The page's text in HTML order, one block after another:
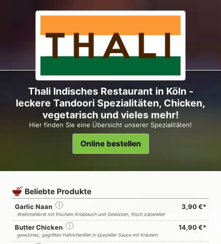
Thali Indisches Restaurant in Köln -
leckere Tandoori Spezialitäten, Chicken,
vegetarisch und vieles mehr!
Hier finden Sie eine Übersicht unserer Spezialitäten!
Online bestellen
Beliebte Produkte
Garlic Naan i 3,90 €*
Weißmehlbrot mit frischem Knoblauch und Gewürzen, frisch zubereitet
Butter Chicken i 14,90 €*
gewürztes, gegrilltes Hähnchenfilet in spezieller Sauce mit Kräutern